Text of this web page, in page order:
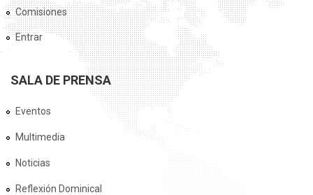
Comisiones
Entrar
SALA DE PRENSA
Eventos
Multimedia
Noticias
Reflexión Dominical